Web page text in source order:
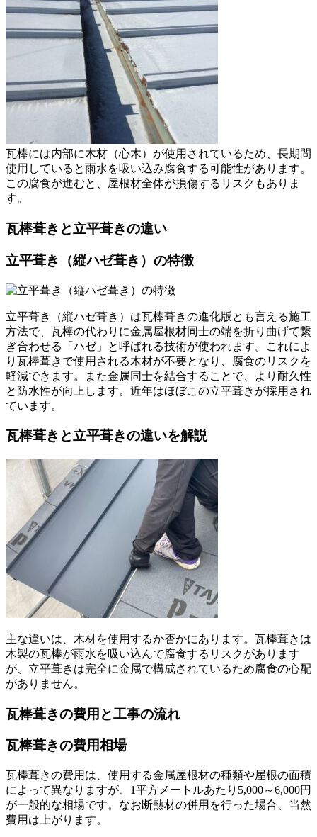
瓦棒には内部に木材（心木）が使用されているため、長期間
使用していると雨水を吸い込み腐食する可能性があります。
この腐食が進むと、屋根材全体が損傷するリスクもありま
す。
瓦棒葺きと立平葺きの違い
立平葺き（縦ハゼ葺き）の特徴
立平葺き（縦ハゼ葺き）は瓦棒葺きの進化版とも言える施工
方法で、瓦棒の代わりに金属屋根材同士の端を折り曲げて繋
ぎ合わせる「ハゼ」と呼ばれる技術が使われます。これによ
り瓦棒葺きで使用される木材が不要となり、腐食のリスクを
軽減できます。また金属同士を結合することで、より耐久性
と防水性が向上します。近年はほぼこの立平葺きが採用され
ています。
瓦棒葺きと立平葺きの違いを解説
主な違いは、木材を使用するか否かにあります。瓦棒葺きは
木製の瓦棒が雨水を吸い込んで腐食するリスクがあります
が、立平葺きは完全に金属で構成されているため腐食の心配
がありません。
瓦棒葺きの費用と工事の流れ
瓦棒葺きの費用相場
瓦棒葺きの費用は、使用する金属屋根材の種類や屋根の面積
によって異なりますが、1平方メートルあたり5,000～6,000円
が一般的な相場です。なお断熱材の併用を行った場合、当然
費用は上がります。